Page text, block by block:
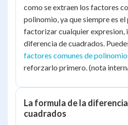
como se extraen los factores
polinomio, ya que siempre es
factorizar cualquier expresion,
diferencia de cuadrados.
factores comunes de
reforzarlo primero. (nota
La formula de la
cuadrados